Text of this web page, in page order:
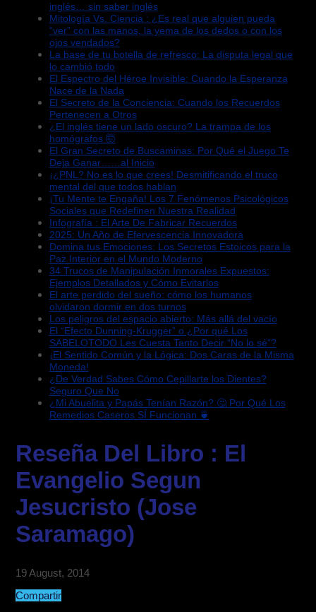
inglés… sin saber inglés
Mitología Vs. Ciencia : ¿Es real que alguien pueda
“ver” con las manos, la yema de los dedos o con los
ojos vendados?
La base de tu botella de refresco: La disputa legal que
lo cambió todo
El Espectro del Héroe Invisible: Cuando la Esperanza
Nace de la Nada
El Secreto de la Conciencia: Cuando los Recuerdos
Pertenecen a Otros
¿El inglés tiene un lado oscuro? La trampa de los
homógrafos 🤯
El Gran Secreto de Buscaminas: Por Qué el Juego Te
Deja Ganar……al Inicio
¡¿PNL? No es lo que crees! Desmitificando el truco
mental del que todos hablan
¡Tu Mente te Engaña! Los 7 Fenómenos Psicológicos
Sociales que Redefinen Nuestra Realidad
Infografía : El Arte De Fabricar Recuerdos
2025: Un Año de Efervescencia Innovadora
Domina tus Emociones: Los Secretos Estoicos para la
Paz Interior en el Mundo Moderno
34 Trucos de Manipulación Inmorales Expuestos:
Ejemplos Detallados y Cómo Evitarlos
El arte perdido del sueño: cómo los humanos
olvidaron dormir en dos turnos
Los peligros del espacio abierto: Más allá del vacío
El “Efecto Dunning-Krugger” o ¿Por qué Los
SABELOTODO Les Cuesta Tanto Decir “No lo sé”?
¡El Sentido Común y la Lógica: Dos Caras de la Misma
Moneda!
¿De Verdad Sabes Cómo Cepillarte los Dientes?
Seguro Que No
¿Mi Abuelita y Papás Tenían Razón? 🤔 Por Qué Los
Remedios Caseros SÍ Funcionan 🍵
Reseña Del Libro : El
Evangelio Segun
Jesucristo (Jose
Saramago)
19 August, 2014
Compartir